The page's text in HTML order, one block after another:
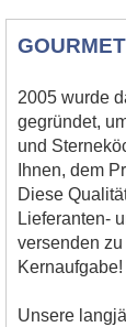
2005 wurde
gegründet,
und
Ihnen, dem
Diese
Lieferanten-
versenden
Kernaufgabe!
Unsere